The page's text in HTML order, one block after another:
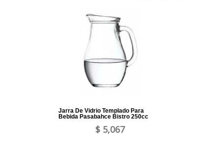
Jarra De Vidrio Templado Para
Bebida Pasabahce Bistro 250cc
$ 5,067